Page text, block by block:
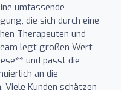
umfassende
die sich durch eine
Therapeuten und
legt großen Wert
und passt die
an die
Viele Kunden schätzen